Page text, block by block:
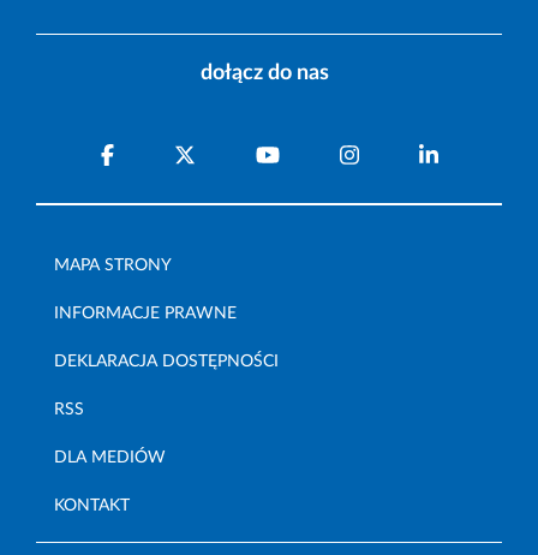
dołącz do nas
MAPA STRONY
INFORMACJE PRAWNE
DEKLARACJA DOSTĘPNOŚCI
RSS
DLA MEDIÓW
KONTAKT